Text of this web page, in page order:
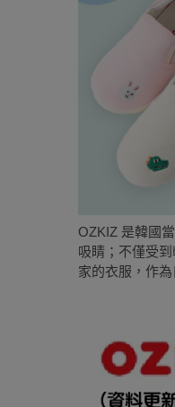
OZKIZ 是韓國
吸睛；不僅受
家的衣服，作